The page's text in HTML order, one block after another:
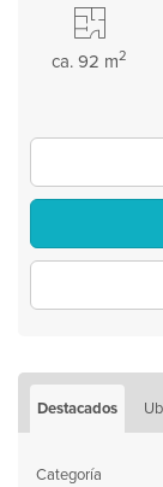
ca. 92 m2
Destacados
Categoría